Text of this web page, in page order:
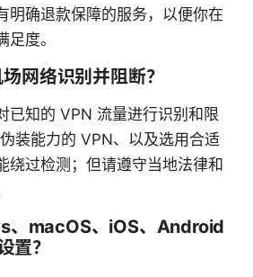
明确退款保障的服务，以便你在
度。
网络识别并阻断？
已知的 VPN 流量进行识别和限
装能力的 VPN、以及选用合适
绕过检测；但请遵守当地法律和
、macOS、iOS、Android
置？